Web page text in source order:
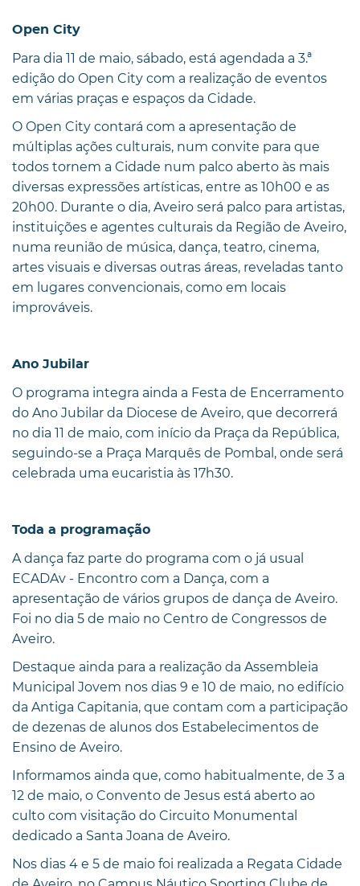
Open City
Para dia 11 de maio, sábado, está agendada a 3.ª
edição do Open City com a realização de eventos
em várias praças e espaços da Cidade.
O Open City contará com a apresentação de
múltiplas ações culturais, num convite para que
todos tornem a Cidade num palco aberto às mais
diversas expressões artísticas, entre as 10h00 e as
20h00. Durante o dia, Aveiro será palco para artistas,
instituições e agentes culturais da Região de Aveiro,
numa reunião de música, dança, teatro, cinema,
artes visuais e diversas outras áreas, reveladas tanto
em lugares convencionais, como em locais
improváveis.
Ano Jubilar
O programa integra ainda a Festa de Encerramento
do Ano Jubilar da Diocese de Aveiro, que decorrerá
no dia 11 de maio, com início da Praça da República,
seguindo-se a Praça Marquês de Pombal, onde será
celebrada uma eucaristia às 17h30.
Toda a programação
A dança faz parte do programa com o já usual
ECADAv - Encontro com a Dança, com a
apresentação de vários grupos de dança de Aveiro.
Foi no dia 5 de maio no Centro de Congressos de
Aveiro.
Destaque ainda para a realização da Assembleia
Municipal Jovem nos dias 9 e 10 de maio, no edifício
da Antiga Capitania, que contam com a participação
de dezenas de alunos dos Estabelecimentos de
Ensino de Aveiro.
Informamos ainda que, como habitualmente, de 3 a
12 de maio, o Convento de Jesus está aberto ao
culto com visitação do Circuito Monumental
dedicado a Santa Joana de Aveiro.
Nos dias 4 e 5 de maio foi realizada a Regata Cidade